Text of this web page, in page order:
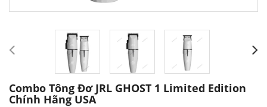
Combo Tông Đơ JRL GHOST 1 Limited Edition
Chính Hãng USA